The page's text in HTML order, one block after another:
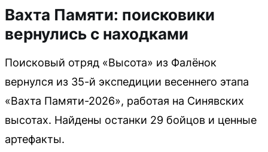
Вахта Памяти: поисковики
вернулись с находками
Поисковый отряд «Высота» из Фалёнок
вернулся из 35-й экспедиции весеннего этапа
«Вахта Памяти-2026», работая на Синявских
высотах. Найдены останки 29 бойцов и ценные
артефакты.